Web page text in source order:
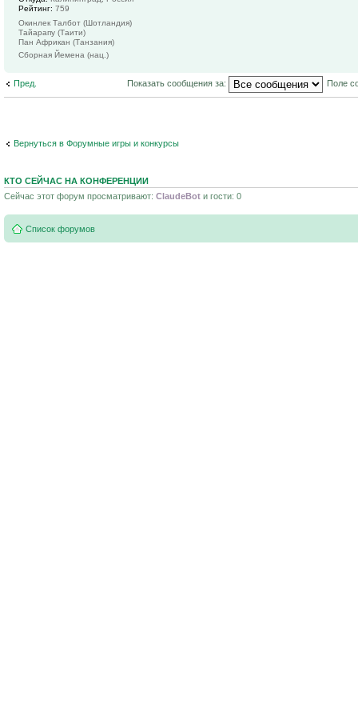
Рейтинг: 759
Окинлек Талбот (Шотландия)
Тайарапу (Таити)
Пан Африкан (Танзания)
Сборная Йемена (нац.)
Пред. Показать сообщения за: Поле
Вернуться в Форумные игры и конкурсы
КТО СЕЙЧАС НА КОНФЕРЕНЦИИ
Сейчас этот форум просматривают: ClaudeBot и гости: 0
Список форумов